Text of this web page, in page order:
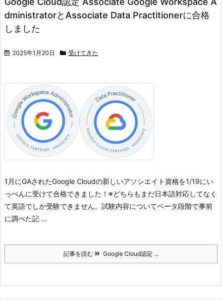
dministratorとAssociate Data Practitionerに合格
しました
2025年1月20日 受けてきた
1月にGAされたGoogle Cloudの新しいアソシエイト資格を1/19にい
っぺんに受けて合格できました！ ※どちらもまだ日本語対応してなく
て英語でしか受験できません。 試験内容についてベータ段階で事前
に調べた記 ...
記事を読む Google Cloud認定 ...